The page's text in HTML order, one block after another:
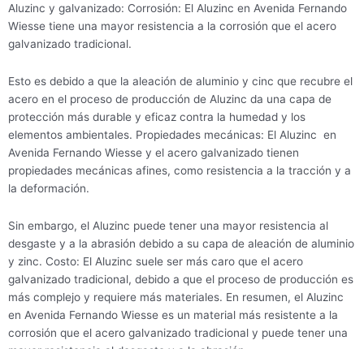
Aluzinc y galvanizado: Corrosión: El Aluzinc en Avenida Fernando
Wiesse tiene una mayor resistencia a la corrosión que el acero
galvanizado tradicional.
Esto es debido a que la aleación de aluminio y cinc que recubre el
acero en el proceso de producción de Aluzinc da una capa de
protección más durable y eficaz contra la humedad y los
elementos ambientales. Propiedades mecánicas: El Aluzinc en
Avenida Fernando Wiesse y el acero galvanizado tienen
propiedades mecánicas afines, como resistencia a la tracción y a
la deformación.
Sin embargo, el Aluzinc puede tener una mayor resistencia al
desgaste y a la abrasión debido a su capa de aleación de aluminio
y zinc. Costo: El Aluzinc suele ser más caro que el acero
galvanizado tradicional, debido a que el proceso de producción es
más complejo y requiere más materiales. En resumen, el Aluzinc
en Avenida Fernando Wiesse es un material más resistente a la
corrosión que el acero galvanizado tradicional y puede tener una